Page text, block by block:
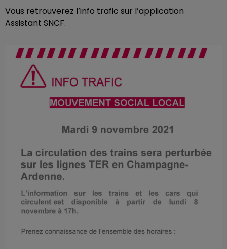
Vous retrouverez l’info trafic sur l’application
Assistant SNCF.